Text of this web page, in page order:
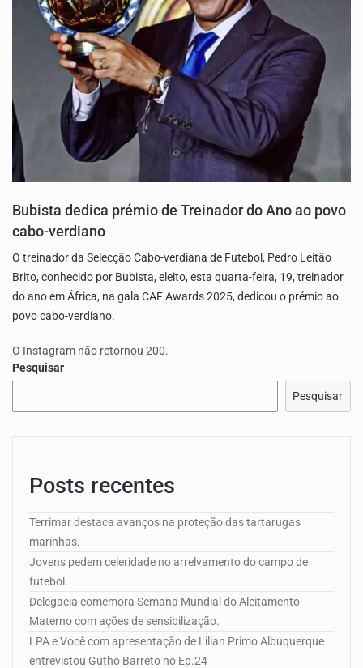
Bubista dedica prémio de Treinador do Ano ao povo
cabo-verdiano
O treinador da Selecção Cabo-verdiana de Futebol, Pedro Leitão
Brito, conhecido por Bubista, eleito, esta quarta-feira, 19, treinador
do ano em África, na gala CAF Awards 2025, dedicou o prémio ao
povo cabo-verdiano.
O Instagram não retornou 200.
Pesquisar
Pesquisar
Posts recentes
Terrimar destaca avanços na proteção das tartarugas
marinhas.
Jovens pedem celeridade no arrelvamento do campo de
futebol.
Delegacia comemora Semana Mundial do Aleitamento
Materno com ações de sensibilização.
LPA e Você com apresentação de Lilian Primo Albuquerque
entrevistou Gutho Barreto no Ep.24